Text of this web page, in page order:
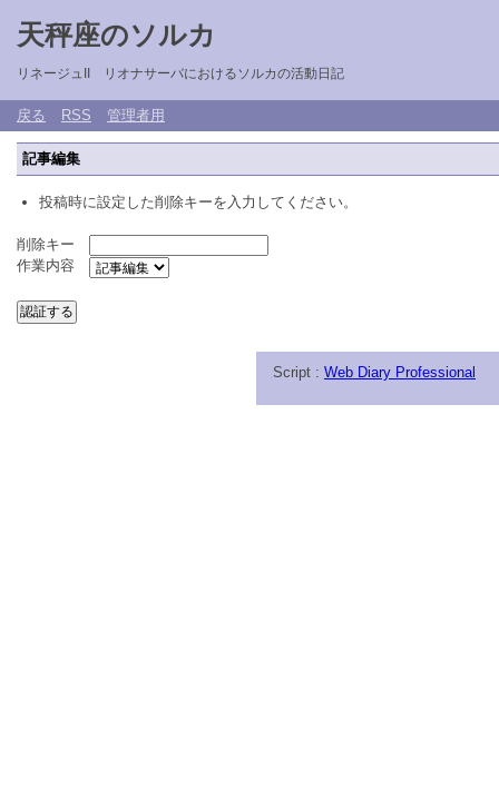
天秤座のソルカ
リネージュII リオナサーバにおけるソルカの活動日記
戻る RSS 管理者用
記事編集
投稿時に設定した削除キーを入力してください。
削除キー
作業内容
Script : Web Diary Professional